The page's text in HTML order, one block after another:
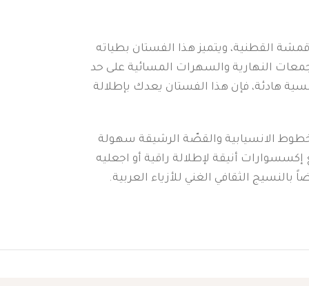
القطنية، ويتميز هذا الفستان بطياته
النهارية والسهرات المسائية على حد
هادئة، فإن هذا الفستان يعدك بإطلالة
الانسيابية والقصّة الرشيقة سهولة
أنيقة لإطلالة راقية أو اجعليه
الثقافي الغني للأزياء العربية.